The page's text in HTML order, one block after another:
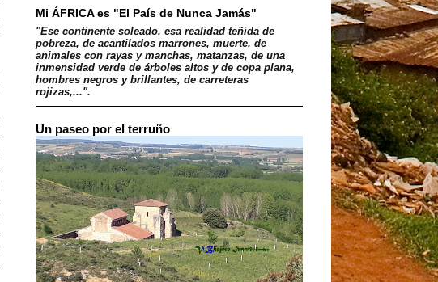
Mi ÁFRICA es "El País de Nunca Jamás"
"Ese continente soleado, esa realidad teñida de
pobreza, de acantilados marrones, muerte, de
animales con rayas y manchas, matanzas, de una
inmensidad verde de árboles altos y de copa plana,
hombres negros y brillantes, de carreteras
rojizas,...".
Un paseo por el terruño